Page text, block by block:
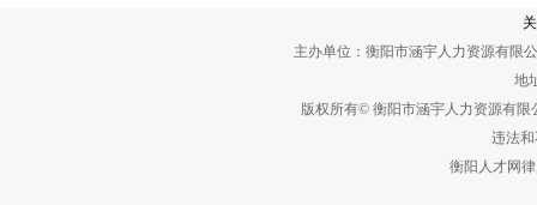
主办单位：衡阳市涵宇人力资源有限
地
版权所有© 衡阳市涵宇人力资源有
违法和
衡阳人才网